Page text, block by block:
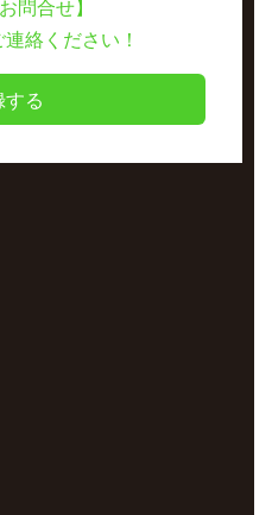
問合せ】
絡ください！
る